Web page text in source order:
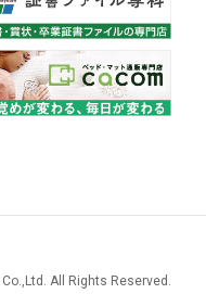
All Rights Reserved.